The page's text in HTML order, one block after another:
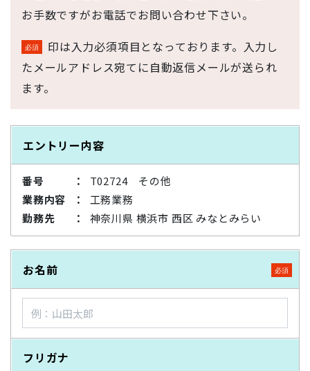
お手数ですがお電話でお問い合わせ下さい。
印は入力必須項目となっております。入力し
たメールアドレス宛てに自動返信メールが送られ
ます。
エントリー内容
番号
T02724 その他
業務内容
工務業務
勤務先
神奈川県 横浜市 西区 みなとみらい
お名前
フリガナ